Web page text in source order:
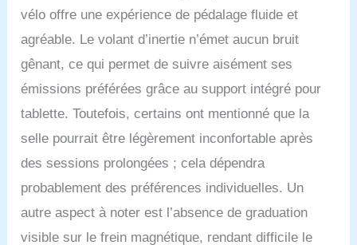
en acier renforcé et pieds
antidérapants – adapté
aux utilisateurs plus
lourds. Capacité
réglable en hauteur,
adapté aux personnes de
Dimensions du produit :
80 L x 44 l x 114 H cm |
kg. [Service client sans
souci] : Un manuel de
vélo offre une expérience de pédalage fluide et
agréable. Le volant d’inertie n’émet aucun bruit
gênant, ce qui permet de suivre aisément ses
émissions préférées grâce au support intégré pour
tablette. Toutefois, certains ont mentionné que la
selle pourrait être légèrement inconfortable après
des sessions prolongées ; cela dépendra
probablement des préférences individuelles. Un
autre aspect à noter est l’absence de graduation
visible sur le frein magnétique, rendant difficile le